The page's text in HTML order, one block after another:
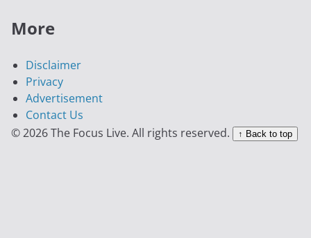
More
Disclaimer
Privacy
Advertisement
Contact Us
© 2026 The Focus Live. All rights reserved.
↑ Back to top